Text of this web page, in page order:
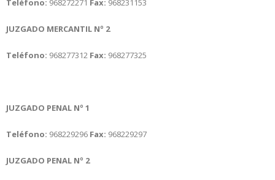
Teléfono: 968272271 Fax: 968231153
JUZGADO MERCANTIL Nº 2
Teléfono: 968277312 Fax: 968277325
JUZGADO PENAL Nº 1
Teléfono: 968229296 Fax: 968229297
JUZGADO PENAL Nº 2